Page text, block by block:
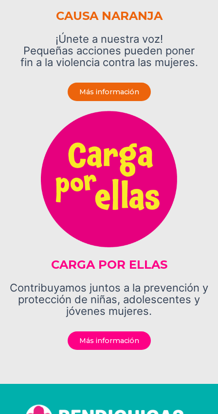
CAUSA NARANJA
¡Únete a nuestra voz!
Pequeñas acciones pueden poner
fin a la violencia contra las mujeres.
Más información
CARGA POR ELLAS
Contribuyamos juntos a la prevención y
protección de niñas, adolescentes y
jóvenes mujeres.
Más información